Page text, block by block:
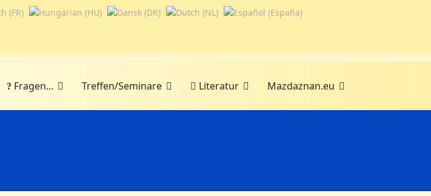
Fragen... Treffen/Seminare Literatur Mazdaznan.eu